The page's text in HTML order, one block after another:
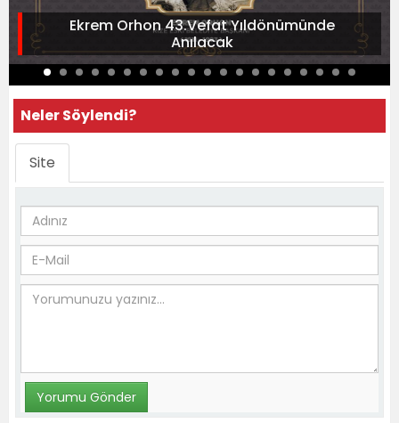
Ekrem Orhon 43.Vefat Yıldönümünde
Anılacak
Neler Söylendi?
Site